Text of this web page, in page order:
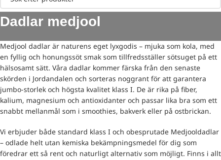
Dadlar medjool
Medjool dadlar är naturens eget lyxgodis – mjuka som kola, med
en fyllig och honungssöt smak som tillfredsställer sötsuget på ett
hälsosamt sätt. Våra dadlar kommer färska från den senaste
skörden i Jordandalen och sorteras noggrant för att garantera
jumbo-storlek och högsta kvalitet klass I. De är rika på fiber,
kalium, magnesium och antioxidanter och passar lika bra som ett
snabbt mellanmål som i smoothies, bakverk eller på ostbrickan.
Vi erbjuder både standard klass I och obesprutade Medjooldadlar
– odlade helt utan kemiska bekämpningsmedel för dig som
föredrar ett så rent och naturligt alternativ som möjligt. Finns i allt